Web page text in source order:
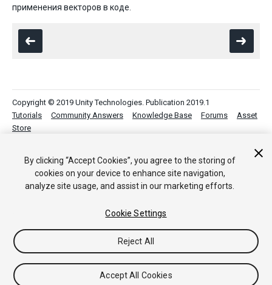
применения векторов в коде.
Copyright © 2019 Unity Technologies. Publication 2019.1
Tutorials
Community Answers Knowledge Base Forums
Asset
Store
By clicking “Accept Cookies”, you agree to the storing of
cookies on your device to enhance site navigation,
analyze site usage, and assist in our marketing efforts.
Cookie Settings
Reject All
Accept All Cookies